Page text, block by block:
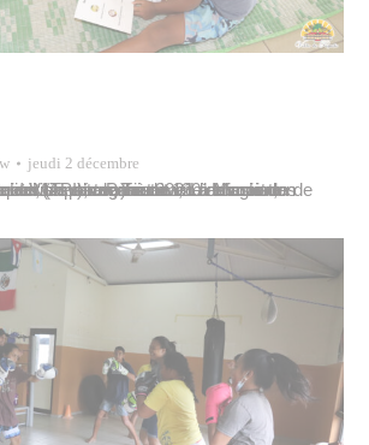
jeudi 2 décembre
du Livre » ce mercredi 1er décembre 2021 à la maison de quartier Tamatini à Mama’o. Près de 120 enfants des quartiers prioritaires (Tipaerui, Taunoa, La Mission, Mama’o, Titioro et Vaitavatava) ont…